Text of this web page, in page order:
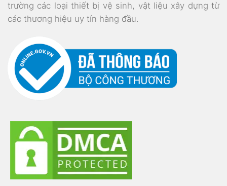
trường các loại thiết bị vệ sinh, vật liệu xây dựng từ
các thương hiệu uy tín hàng đầu.